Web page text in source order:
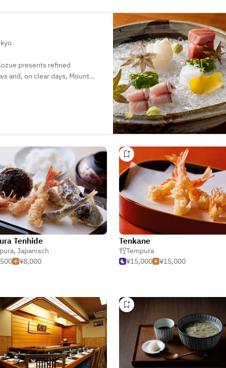
presents refined
and, on clear days, Mount
Tenhide
, Japanisch
¥8,000
Tenkane
Tempura
¥15,000
¥15,000